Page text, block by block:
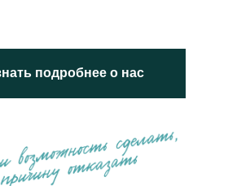
подробнее о нас